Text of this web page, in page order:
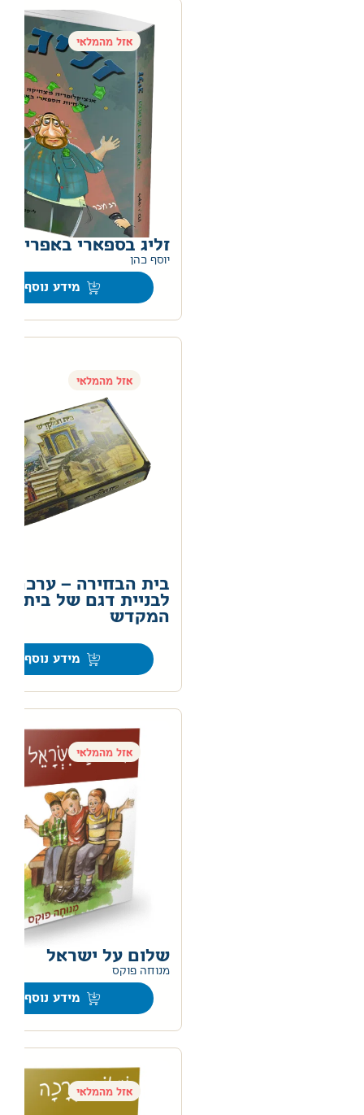
אזל מהמלאי
זליג בספארי באפריקה
יוסף כהן
מידע נוסף
אזל מהמלאי
בית הבחירה – ערכה
לבניית דגם של בית
המקדש
מידע נוסף
אזל מהמלאי
שלום על ישראל
מנוחה פוקס
מידע נוסף
אזל מהמלאי